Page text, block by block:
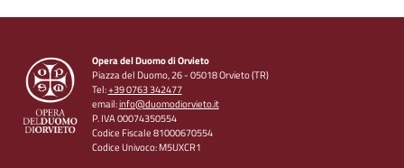
Opera del Duomo di Orvieto
Piazza del Duomo, 26 - 05018 Orvieto (TR)
Tel:+39 0763 342477
email:info@duomodiorvieto.it
P. IVA 00074350554
Codice Fiscale 81000670554
Codice Univoco: M5UXCR1